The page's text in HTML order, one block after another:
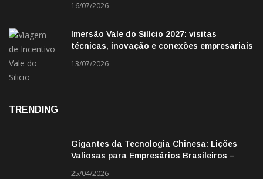
16/07/2026
Imersão Vale do Silício 2027: visitas
técnicas, inovação e conexões empresariais
13/07/2026
TRENDING
Gigantes da Tecnologia Chinesa: Lições
Valiosas para Empresários Brasileiros –
25/04/2026